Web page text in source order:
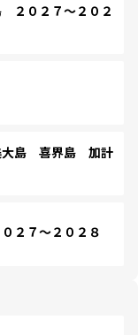
０２７～２０２
島 喜界島 加計
７～２０２８